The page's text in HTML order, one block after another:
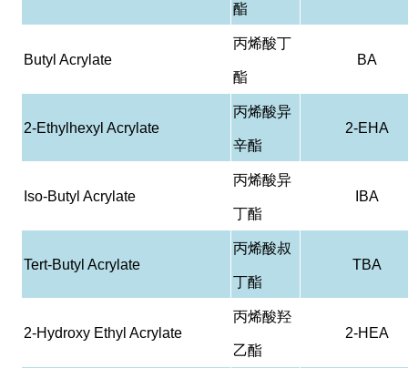
酯
Butyl Acrylate
丙烯酸丁
酯
BA
2-Ethylhexyl Acrylate
丙烯酸异
辛酯
2-EHA
Iso-Butyl Acrylate
丙烯酸异
丁酯
IBA
Tert-Butyl Acrylate
丙烯酸叔
丁酯
TBA
2-Hydroxy Ethyl Acrylate
丙烯酸羟
乙酯
2-HEA